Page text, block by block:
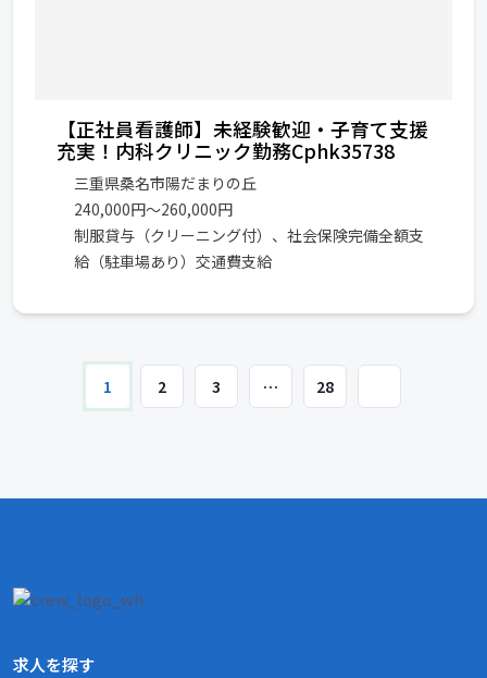
【正社員看護師】未経験歓迎・子育て支援
充実！内科クリニック勤務Cphk35738
三重県桑名市陽だまりの丘
240,000円〜260,000円
制服貸与（クリーニング付）、社会保険完備全額支
給（駐車場あり）交通費支給
1 2 3 … 28
求人を探す